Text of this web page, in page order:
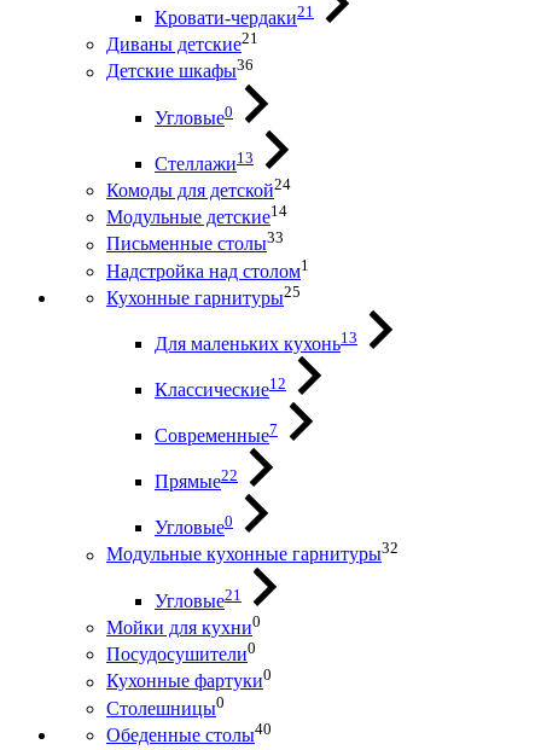
Кровати-чердаки21
Диваны детские21
Детские шкафы36
Угловые0
Стеллажи13
Комоды для детской24
Модульные детские14
Письменные столы33
Надстройка над столом1
Кухонные гарнитуры25
Для маленьких кухонь13
Классические12
Современные7
Прямые22
Угловые0
Модульные кухонные гарнитуры32
Угловые21
Мойки для кухни0
Посудосушители0
Кухонные фартуки0
Столешницы0
Обеденные столы40